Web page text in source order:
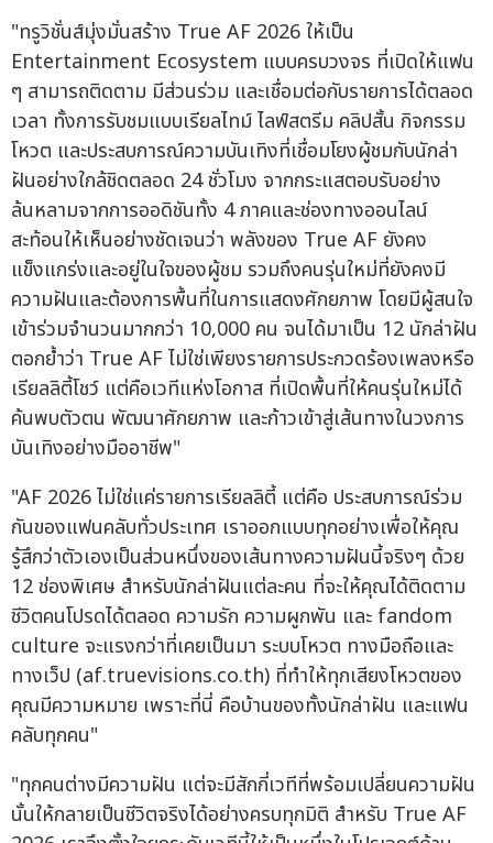
"ทรูวิชั่นส์มุ่งมั่นสร้าง True AF 2026 ให้เป็น
Entertainment Ecosystem แบบครบวงจร ที่เปิดให้แฟน
ๆ สามารถติดตาม มีส่วนร่วม และเชื่อมต่อกับรายการได้ตลอด
เวลา ทั้งการรับชมแบบเรียลไทม์ ไลฟ์สตรีม คลิปสั้น กิจกรรม
โหวต และประสบการณ์ความบันเทิงที่เชื่อมโยงผู้ชมกับนักล่า
ฝันอย่างใกล้ชิดตลอด 24 ชั่วโมง จากกระแสตอบรับอย่าง
ล้นหลามจากการออดิชันทั้ง 4 ภาคและช่องทางออนไลน์
สะท้อนให้เห็นอย่างชัดเจนว่า พลังของ True AF ยังคง
แข็งแกร่งและอยู่ในใจของผู้ชม รวมถึงคนรุ่นใหม่ที่ยังคงมี
ความฝันและต้องการพื้นที่ในการแสดงศักยภาพ โดยมีผู้สนใจ
เข้าร่วมจำนวนมากกว่า 10,000 คน จนได้มาเป็น 12 นักล่าฝัน
ตอกย้ำว่า True AF ไม่ใช่เพียงรายการประกวดร้องเพลงหรือ
เรียลลิตี้โชว์ แต่คือเวทีแห่งโอกาส ที่เปิดพื้นที่ให้คนรุ่นใหม่ได้
ค้นพบตัวตน พัฒนาศักยภาพ และก้าวเข้าสู่เส้นทางในวงการ
บันเทิงอย่างมืออาชีพ"
"AF 2026 ไม่ใช่แค่รายการเรียลลิตี้ แต่คือ ประสบการณ์ร่วม
กันของแฟนคลับทั่วประเทศ เราออกแบบทุกอย่างเพื่อให้คุณ
รู้สึกว่าตัวเองเป็นส่วนหนึ่งของเส้นทางความฝันนี้จริงๆ ด้วย
12 ช่องพิเศษ สำหรับนักล่าฝันแต่ละคน ที่จะให้คุณได้ติดตาม
ชีวิตคนโปรดได้ตลอด ความรัก ความผูกพัน และ fandom
culture จะแรงกว่าที่เคยเป็นมา ระบบโหวต ทางมือถือและ
ทางเว็ป (af.truevisions.co.th) ที่ทำให้ทุกเสียงโหวตของ
คุณมีความหมาย เพราะที่นี่ คือบ้านของทั้งนักล่าฝัน และแฟน
คลับทุกคน"
"ทุกคนต่างมีความฝัน แต่จะมีสักกี่เวทีที่พร้อมเปลี่ยนความฝัน
นั้นให้กลายเป็นชีวิตจริงได้อย่างครบทุกมิติ สำหรับ True AF